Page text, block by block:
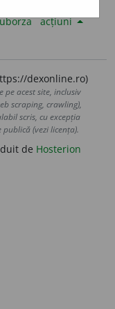
acțiuni
dexonline.ro)
acest site, inclusiv
scraping, crawling),
scris, cu excepția
(vezi licența).
de Hosterion